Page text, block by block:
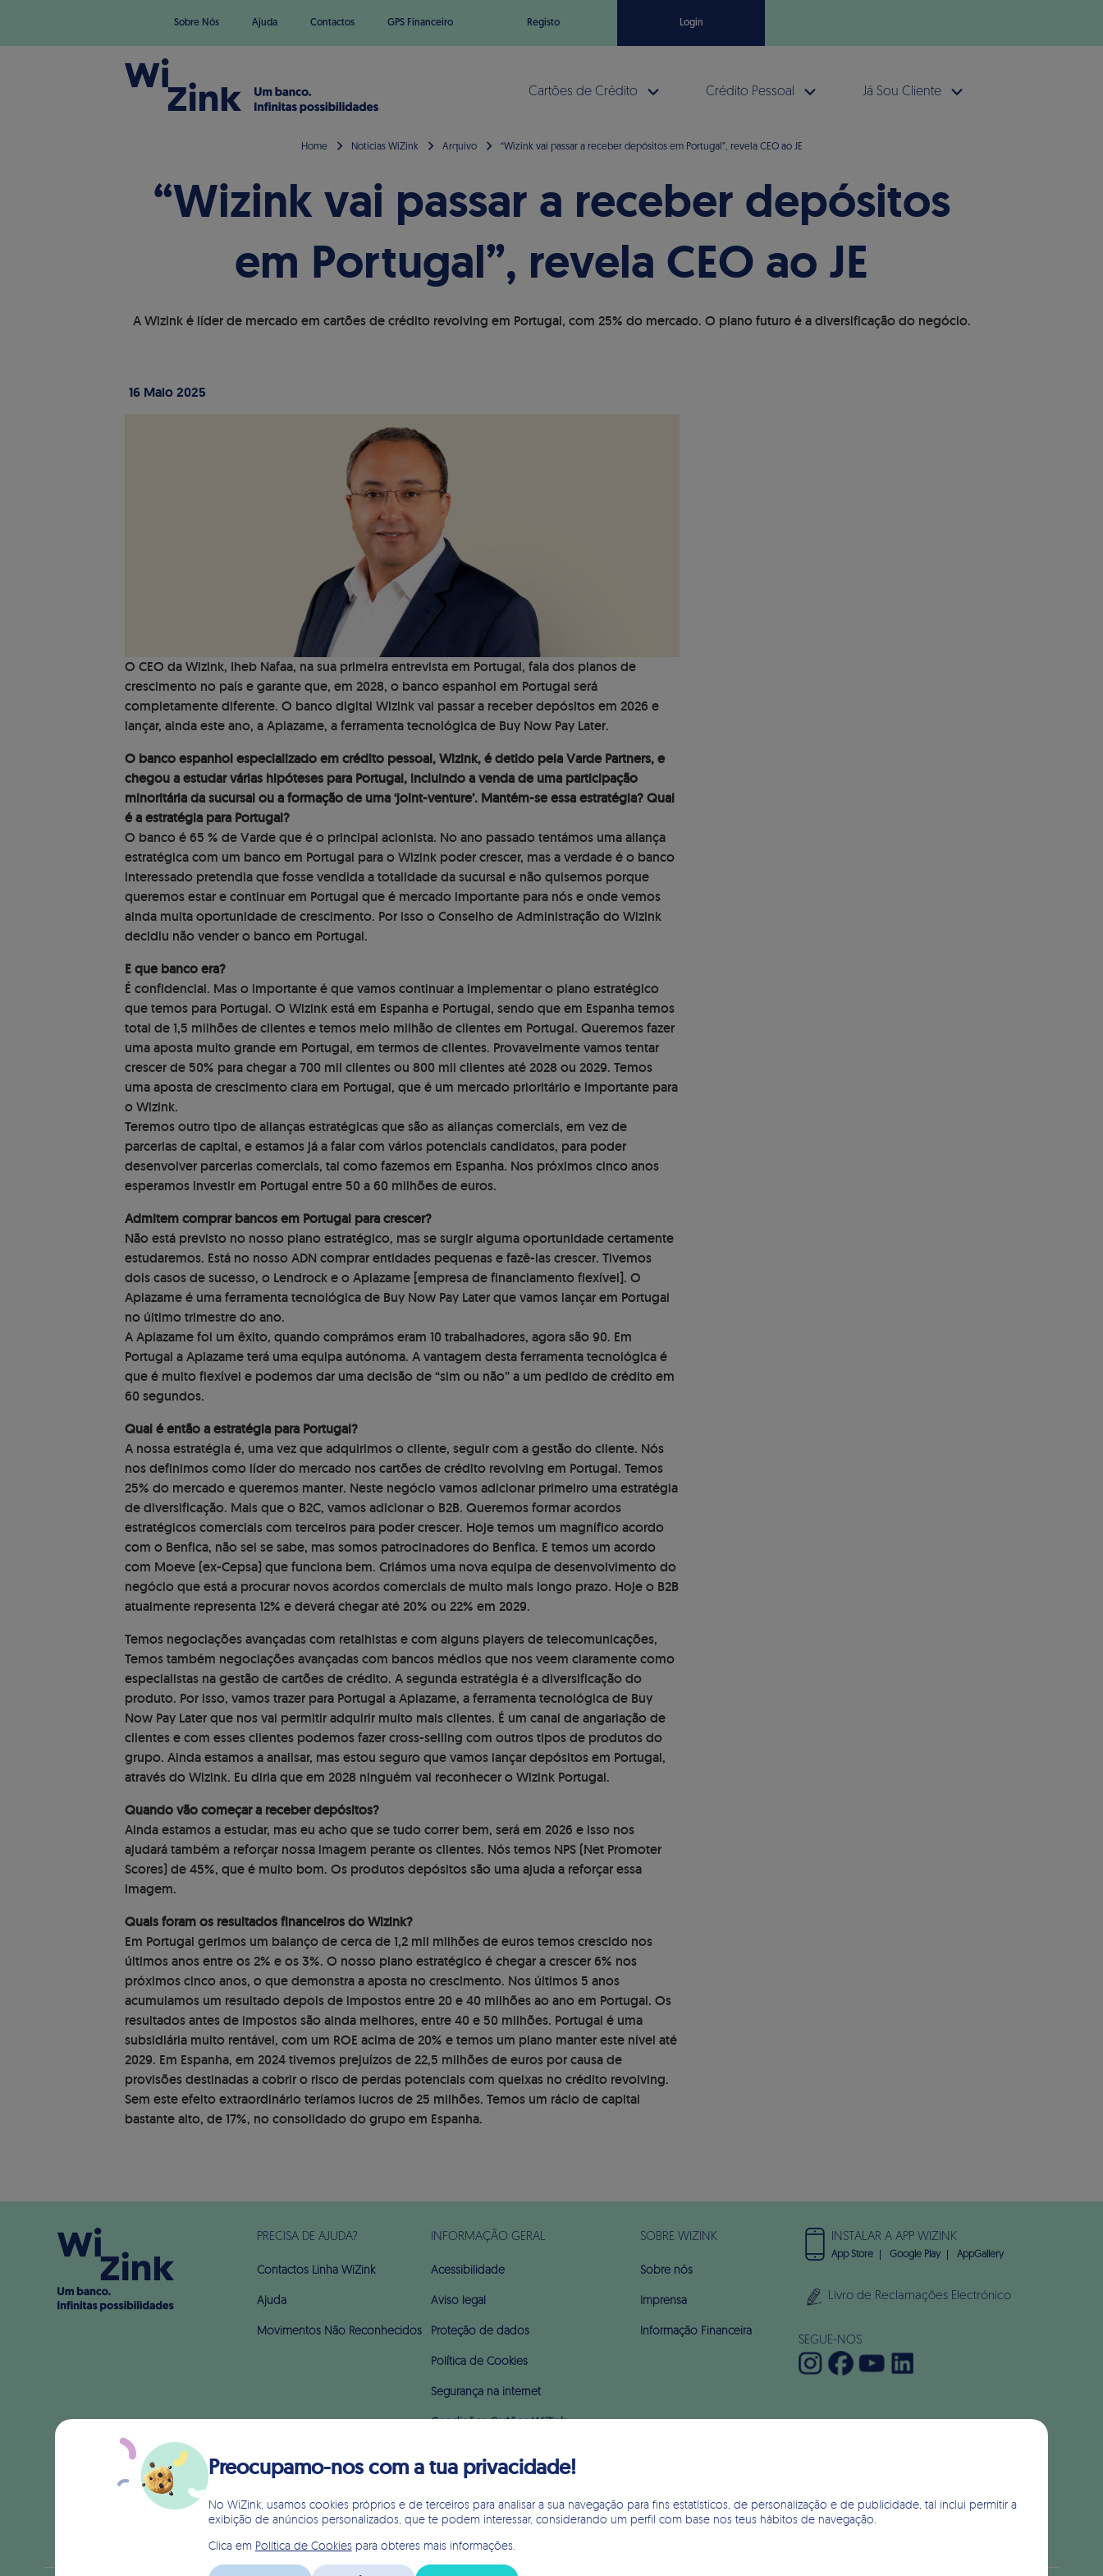
Sobre Nós Ajuda Contactos GPS Financeiro Registo Login
Cartões de Crédito Crédito Pessoal Já Sou Cliente
Home Noticias WiZink Arquivo “Wizink vai passar a receber depósitos em Portugal”, revela CEO ao JE
“Wizink vai passar a receber depósitos
em Portugal”, revela CEO ao JE
A Wizink é líder de mercado em cartões de crédito revolving em Portugal, com 25% do mercado. O plano futuro é a diversificação do negócio.
16 Maio 2025
O CEO da Wizink, Iheb Nafaa, na sua primeira entrevista em Portugal, fala dos planos de
crescimento no país e garante que, em 2028, o banco espanhol em Portugal será
completamente diferente. O banco digital Wizink vai passar a receber depósitos em 2026 e
lançar, ainda este ano, a Aplazame, a ferramenta tecnológica de Buy Now Pay Later.
O banco espanhol especializado em crédito pessoal, Wizink, é detido pela Varde Partners, e
chegou a estudar várias hipóteses para Portugal, incluindo a venda de uma participação
minoritária da sucursal ou a formação de uma ‘joint-venture’. Mantém-se essa estratégia? Qual
é a estratégia para Portugal?
O banco é 65 % de Varde que é o principal acionista. No ano passado tentámos uma aliança
estratégica com um banco em Portugal para o Wizink poder crescer, mas a verdade é o banco
interessado pretendia que fosse vendida a totalidade da sucursal e não quisemos porque
queremos estar e continuar em Portugal que é mercado importante para nós e onde vemos
ainda muita oportunidade de crescimento. Por isso o Conselho de Administração do Wizink
decidiu não vender o banco em Portugal.
E que banco era?
É confidencial. Mas o importante é que vamos continuar a implementar o plano estratégico
que temos para Portugal. O Wizink está em Espanha e Portugal, sendo que em Espanha temos
total de 1,5 milhões de clientes e temos meio milhão de clientes em Portugal. Queremos fazer
uma aposta muito grande em Portugal, em termos de clientes. Provavelmente vamos tentar
crescer de 50% para chegar a 700 mil clientes ou 800 mil clientes até 2028 ou 2029. Temos
uma aposta de crescimento clara em Portugal, que é um mercado prioritário e importante para
o Wizink.
Teremos outro tipo de alianças estratégicas que são as alianças comerciais, em vez de
parcerias de capital, e estamos já a falar com vários potenciais candidatos, para poder
desenvolver parcerias comerciais, tal como fazemos em Espanha. Nos próximos cinco anos
esperamos investir em Portugal entre 50 a 60 milhões de euros.
Admitem comprar bancos em Portugal para crescer?
Não está previsto no nosso plano estratégico, mas se surgir alguma oportunidade certamente
estudaremos. Está no nosso ADN comprar entidades pequenas e fazê-las crescer. Tivemos
dois casos de sucesso, o Lendrock e o Aplazame [empresa de financiamento flexível]. O
Aplazame é uma ferramenta tecnológica de Buy Now Pay Later que vamos lançar em Portugal
no último trimestre do ano.
A Aplazame foi um êxito, quando comprámos eram 10 trabalhadores, agora são 90. Em
Portugal a Aplazame terá uma equipa autónoma. A vantagem desta ferramenta tecnológica é
que é muito flexível e podemos dar uma decisão de “sim ou não” a um pedido de crédito em
60 segundos.
Qual é então a estratégia para Portugal?
A nossa estratégia é, uma vez que adquirimos o cliente, seguir com a gestão do cliente. Nós
nos definimos como líder do mercado nos cartões de crédito revolving em Portugal. Temos
25% do mercado e queremos manter. Neste negócio vamos adicionar primeiro uma estratégia
de diversificação. Mais que o B2C, vamos adicionar o B2B. Queremos formar acordos
estratégicos comerciais com terceiros para poder crescer. Hoje temos um magnífico acordo
com o Benfica, não sei se sabe, mas somos patrocinadores do Benfica. E temos um acordo
com Moeve (ex-Cepsa) que funciona bem. Criámos uma nova equipa de desenvolvimento do
negócio que está a procurar novos acordos comerciais de muito mais longo prazo. Hoje o B2B
atualmente representa 12% e deverá chegar até 20% ou 22% em 2029.
Temos negociações avançadas com retalhistas e com alguns players de telecomunicações,
Temos também negociações avançadas com bancos médios que nos veem claramente como
especialistas na gestão de cartões de crédito. A segunda estratégia é a diversificação do
produto. Por isso, vamos trazer para Portugal a Aplazame, a ferramenta tecnológica de Buy
Now Pay Later que nos vai permitir adquirir muito mais clientes. É um canal de angariação de
clientes e com esses clientes podemos fazer cross-selling com outros tipos de produtos do
grupo. Ainda estamos a analisar, mas estou seguro que vamos lançar depósitos em Portugal,
através do Wizink. Eu diria que em 2028 ninguém vai reconhecer o Wizink Portugal.
Quando vão começar a receber depósitos?
Ainda estamos a estudar, mas eu acho que se tudo correr bem, será em 2026 e isso nos
ajudará também a reforçar nossa imagem perante os clientes. Nós temos NPS (Net Promoter
Scores) de 45%, que é muito bom. Os produtos depósitos são uma ajuda a reforçar essa
imagem.
Quais foram os resultados financeiros do Wizink?
Em Portugal gerimos um balanço de cerca de 1,2 mil milhões de euros temos crescido nos
últimos anos entre os 2% e os 3%. O nosso plano estratégico é chegar a crescer 6% nos
próximos cinco anos, o que demonstra a aposta no crescimento. Nos últimos 5 anos
acumulamos um resultado depois de impostos entre 20 e 40 milhões ao ano em Portugal. Os
resultados antes de impostos são ainda melhores, entre 40 e 50 milhões. Portugal é uma
subsidiária muito rentável, com um ROE acima de 20% e temos um plano manter este nível até
2029. Em Espanha, em 2024 tivemos prejuízos de 22,5 milhões de euros por causa de
provisões destinadas a cobrir o risco de perdas potenciais com queixas no crédito revolving.
Sem este efeito extraordinário teríamos lucros de 25 milhões. Temos um rácio de capital
bastante alto, de 17%, no consolidado do grupo em Espanha.
PRECISA DE AJUDA?
Contactos Linha WiZink
Ajuda
Movimentos Não Reconhecidos
INFORMAÇÃO GERAL
Acessibilidade
Aviso legal
Proteção de dados
Política de Cookies
Segurança na internet
Condições Cartões WiZink
Apoio ao incumprimento (PARI & PERSI)
SOBRE WIZINK
Sobre nós
Imprensa
Informação Financeira
INSTALAR A APP WIZINK
App Store Google Play AppGallery
Livro de Reclamações Electrónico
SEGUE-NOS
Preocupamo-nos com a tua privacidade!
No WiZink, usamos cookies próprios e de terceiros para analisar a sua navegação para fins estatísticos, de personalização e de publicidade, tal inclui permitir a
exibição de anúncios personalizados, que te podem interessar, considerando um perfil com base nos teus hábitos de navegação.
Clica em Política de Cookiespara obteres mais informações.